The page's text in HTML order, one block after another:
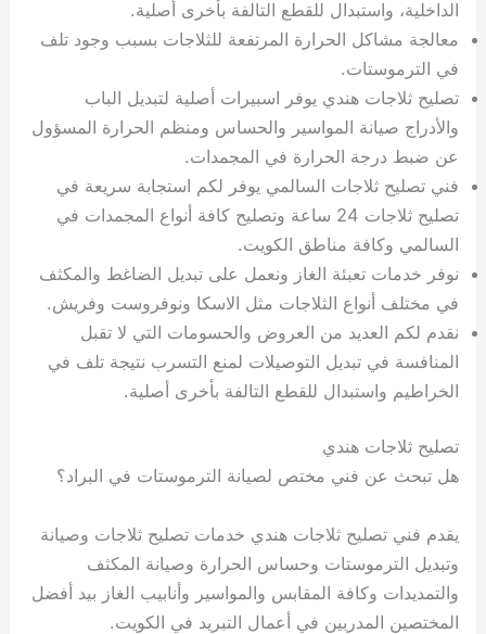
الداخلية، واستبدال للقطع التالفة بأخرى أصلية.
معالجة مشاكل الحرارة المرتفعة للثلاجات بسبب وجود تلف
في الترموستات.
تصليح ثلاجات هندي يوفر اسبيرات أصلية لتبديل الباب
والأدراج صيانة المواسير والحساس ومنظم الحرارة المسؤول
عن ضبط درجة الحرارة في المجمدات.
فني تصليح ثلاجات السالمي يوفر لكم استجابة سريعة في
تصليح ثلاجات 24 ساعة وتصليح كافة أنواع المجمدات في
السالمي وكافة مناطق الكويت.
نوفر خدمات تعبئة الغاز ونعمل على تبديل الضاغط والمكثف
في مختلف أنواع الثلاجات مثل الاسكا ونوفروست وفريش.
نقدم لكم العديد من العروض والحسومات التي لا تقبل
المنافسة في تبديل التوصيلات لمنع التسرب نتيجة تلف في
الخراطيم واستبدال للقطع التالفة بأخرى أصلية.
تصليح ثلاجات هندي
هل تبحث عن فني مختص لصيانة الترموستات في البراد؟
يقدم فني تصليح ثلاجات هندي خدمات تصليح ثلاجات وصيانة
وتبديل الترموستات وحساس الحرارة وصيانة المكثف
والتمديدات وكافة المقابس والمواسير وأنابيب الغاز بيد أفضل
المختصين المدربين في أعمال التبريد في الكويت.